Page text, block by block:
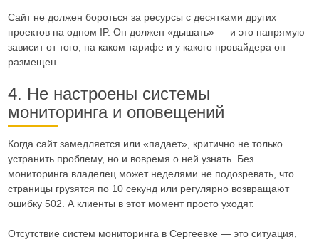
Сайт не должен бороться за ресурсы с десятками других
проектов на одном IP. Он должен «дышать» — и это напрямую
зависит от того, на каком тарифе и у какого провайдера он
размещен.
4. Не настроены системы
мониторинга и оповещений
Когда сайт замедляется или «падает», критично не только
устранить проблему, но и вовремя о ней узнать. Без
мониторинга владелец может неделями не подозревать, что
страницы грузятся по 10 секунд или регулярно возвращают
ошибку 502. А клиенты в этот момент просто уходят.
Отсутствие систем мониторинга в Сергеевке — это ситуация,